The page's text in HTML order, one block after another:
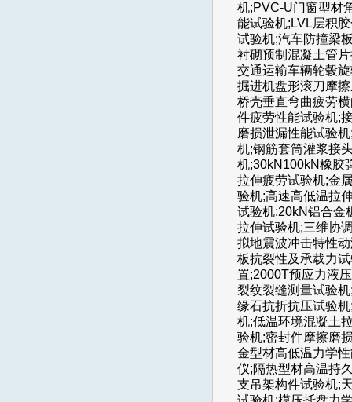
机;PVC-U门窗型材
能试验机;LVL层积
试验机;汽车防撞梁
衬砌预制混凝土管
交通运输车辆轮毂
掘进机盘形滚刀摩
桥壳垂直弯曲疲劳
件疲劳性能试验机;
磨损泄漏性能试验
机;钢筋套筒灌浆接
机;30kN100kN橡胶
拉伸疲劳试验机;金
验机;高速高低温拉
试验机;20kN铝合金
拉伸试验机;三维协
拟地震波冲击特性
板抗裂性及承载力
置;2000T预应力液
裂纹裂缝测量试验
缘石抗折抗压试验
机;低温环境混凝土
验机;密封件摩擦磨
金型材高低温力学
仪;隔热型材高温持
支吊架构件试验机;